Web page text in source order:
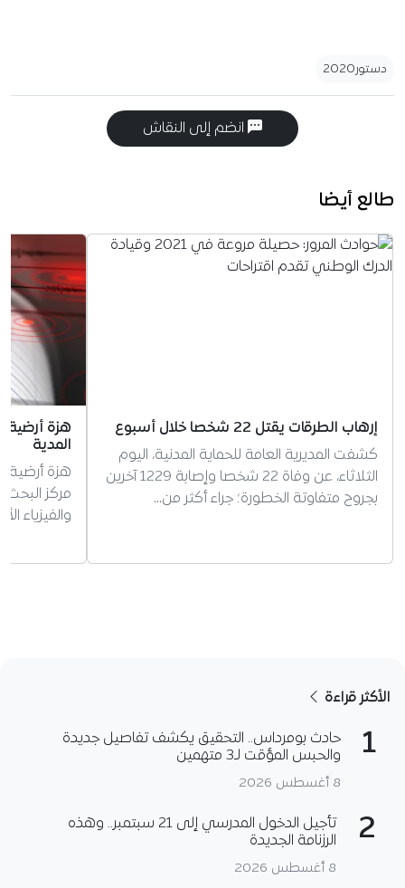
دستور2020
انضم إلى النقاش
طالع أيضا
إرهاب الطرقات يقتل 22 شخصا خلال أسبوع
كشفت المديرية العامة للحماية المدنية، اليوم
الثلاثاء، عن وفاة 22 شخصا وإصابة 1229 آخرين
بجروح متفاوتة الخطورة؛ جراء أكثر من…
المدية
مركز البحث
والفيزياء
الأكثر قراءة
1
حادث بومرداس.. التحقيق يكشف تفاصيل جديدة
والحبس المؤقت لـ3 متهمين
8 أغسطس 2026
2
تأجيل الدخول المدرسي إلى 21 سبتمبر.. وهذه
الرزنامة الجديدة
8 أغسطس 2026